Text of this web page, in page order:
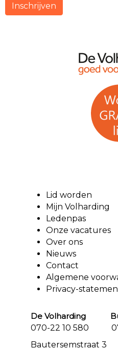
Inschrijven
Lid worden
Mijn Volharding
Ledenpas
Onze vacatures
Over ons
Nieuws
Contact
Algemene
Privacy-
De Volharding
070-22 10 580